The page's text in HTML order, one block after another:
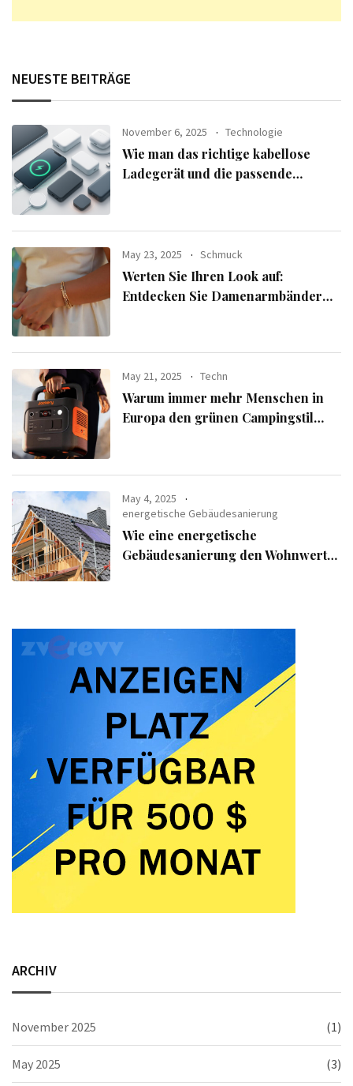
NEUESTE BEITRÄGE
November 6, 2025 Technologie
Wie man das richtige kabellose
Ladegerät und die passende
May 23, 2025 Schmuck
Werten Sie Ihren Look auf:
Entdecken Sie Damenarmbänder
May 21, 2025 Techn
Warum immer mehr Menschen in
Europa den grünen Campingstil
May 4, 2025
energetische Gebäudesanierung
Wie eine energetische
Gebäudesanierung den Wohnwert
ARCHIV
November 2025 (1)
May 2025 (3)